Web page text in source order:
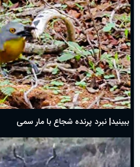
ببینید| نبرد پرنده شجاع با مار سمی